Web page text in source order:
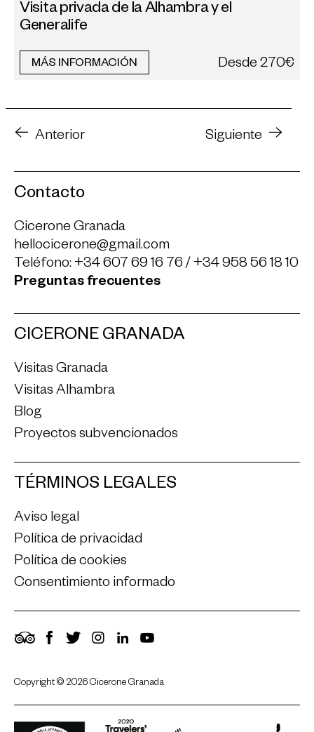
Visita privada de la Alhambra y el
Generalife
MÁS INFORMACIÓN Desde 270€
Anterior Siguiente
Contacto
Cicerone Granada
hellocicerone@gmail.com
Teléfono: +34 607 69 16 76/ +34 958 56 18 10
Preguntas frecuentes
CICERONE GRANADA
Visitas Granada
Visitas Alhambra
Blog
Proyectos subvencionados
TÉRMINOS LEGALES
Aviso legal
Política de privacidad
Política de cookies
Consentimiento informado
TripAdvisor
Facebook
TwitterInstagram
LinkedIn
Copyright © 2026 Cicerone Granada